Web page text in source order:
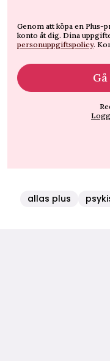
Genom att köpa en Plus-
konto åt dig. Dina
personuppgiftspolicy.
allas plus